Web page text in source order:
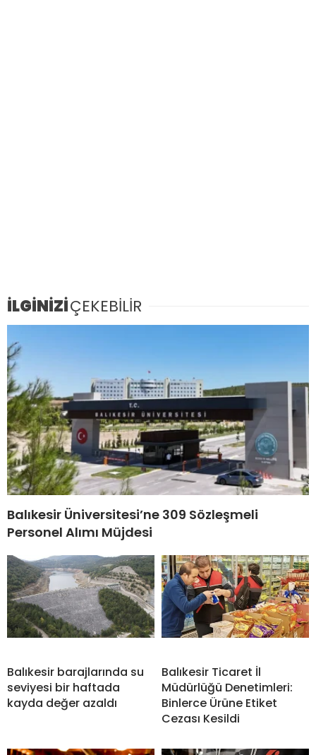
İLGİNİZİÇEKEBİLİR
Balıkesir Üniversitesi’ne 309 Sözleşmeli
Personel Alımı Müjdesi
Balıkesir barajlarında su
seviyesi bir haftada
kayda değer azaldı
Balıkesir Ticaret İl
Müdürlüğü Denetimleri:
Binlerce Ürüne Etiket
Cezası Kesildi